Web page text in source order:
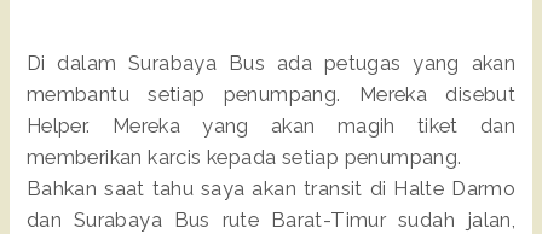
Di dalam Surabaya Bus ada petugas yang akan
membantu setiap penumpang. Mereka disebut
Helper. Mereka yang akan magih tiket dan
memberikan karcis kepada setiap penumpang.
Bahkan saat tahu saya akan transit di Halte Darmo
dan Surabaya Bus rute Barat-Timur sudah jalan,